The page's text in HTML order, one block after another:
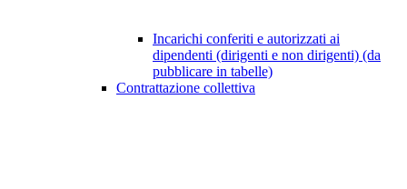
Incarichi conferiti e autorizzati ai
dipendenti (dirigenti e non dirigenti) (da
pubblicare in tabelle)
Contrattazione collettiva